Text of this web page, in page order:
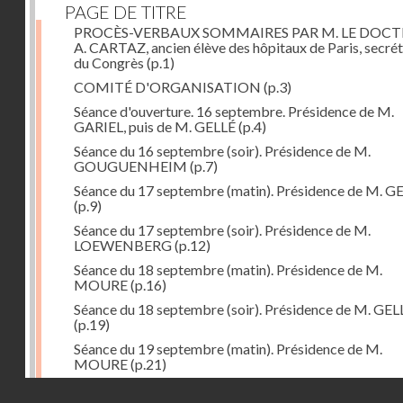
PAGE DE TITRE
PROCÈS-VERBAUX SOMMAIRES PAR M. LE
A. CARTAZ, ancien élève des hôpitaux de Paris,
du Congrès (p.1)
COMITÉ D'ORGANISATION (p.3)
Séance d'ouverture. 16 septembre. Présidence de M.
GARIEL, puis de M. GELLÉ(p.4)
Séance du 16 septembre (soir). Présidence de M.
GOUGUENHEIM (p.7)
Séance du 17 septembre (matin). Présidence de M.
(p.9)
Séance du 17 septembre (soir). Présidence de M.
LOEWENBERG(p.12)
Séance du 18 septembre (matin). Présidence de M.
MOURE(p.16)
Séance du 18 septembre (soir). Présidence de M.
(p.19)
Séance du 19 septembre (matin). Présidence de M.
MOURE(p.21)